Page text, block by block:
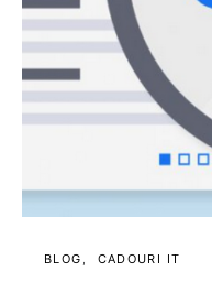
BLOG CADOURI IT